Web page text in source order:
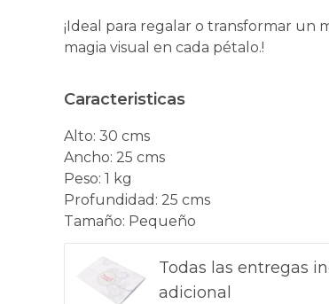
¡Ideal para regalar o transformar un
magia visual en cada pétalo.!
Caracteristicas
Alto: 30 cms
Ancho: 25 cms
Peso: 1 kg
Profundidad : 25 cms
Tamaño: Pequeño
Todas las entregas
adicional